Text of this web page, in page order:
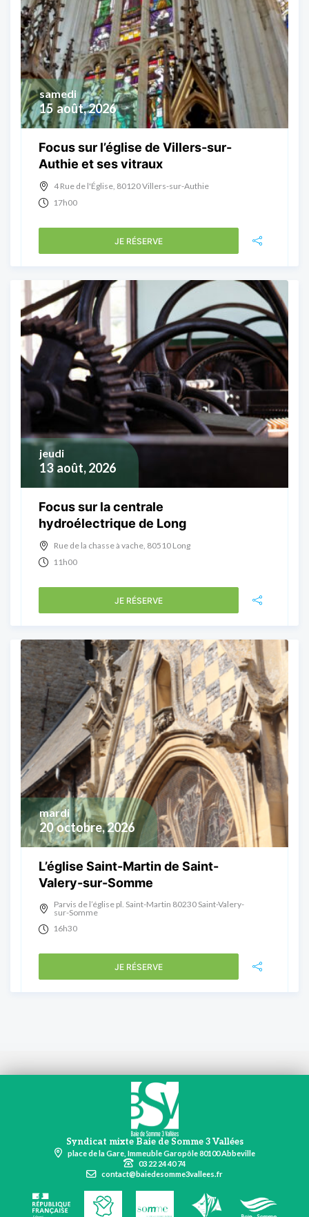
15 août, 2026
samedi
Focus sur l’église de Villers-sur-
Authie et ses vitraux
4 Rue de l'Église, 80120 Villers-sur-Authie
17h00
JE RÉSERVE
13 août, 2026
jeudi
Focus sur la centrale
hydroélectrique de Long
Rue de la chasse à vache, 80510 Long
11h00
JE RÉSERVE
20 octobre, 2026
mardi
L’église Saint-Martin de Saint-
Valery-sur-Somme
Parvis de l’église pl. Saint-Martin 80230 Saint-Valery-
sur-Somme
16h30
JE RÉSERVE
Syndicat mixte Baie de Somme 3 Vallées
place de la Gare, Immeuble Garopôle 80100 Abbeville
03 22 24 40 74
contact@baiedesomme3vallees.fr